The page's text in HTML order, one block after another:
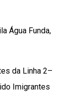
Água Funda,
da Linha 2–
Imigrantes